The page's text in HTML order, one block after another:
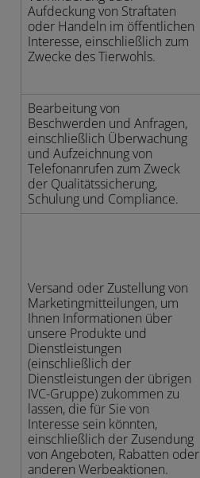
Aufdeckung von Straftaten
oder Handeln im öffentlichen
Interesse, einschließlich zum
Zwecke des Tierwohls.
Bearbeitung von
Beschwerden und Anfragen,
einschließlich Überwachung
und Aufzeichnung von
Telefonanrufen zum Zweck
der Qualitätssicherung,
Schulung und Compliance.
Versand oder Zustellung von
Marketingmitteilungen, um
Ihnen Informationen über
unsere Produkte und
Dienstleistungen
(einschließlich der
Dienstleistungen der übrigen
IVC-Gruppe) zukommen zu
lassen, die für Sie von
Interesse sein könnten,
einschließlich der Zusendung
von Angeboten, Rabatten oder
anderen Werbeaktionen.